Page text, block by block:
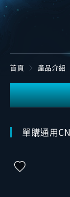
首頁 產品介紹
單購通用